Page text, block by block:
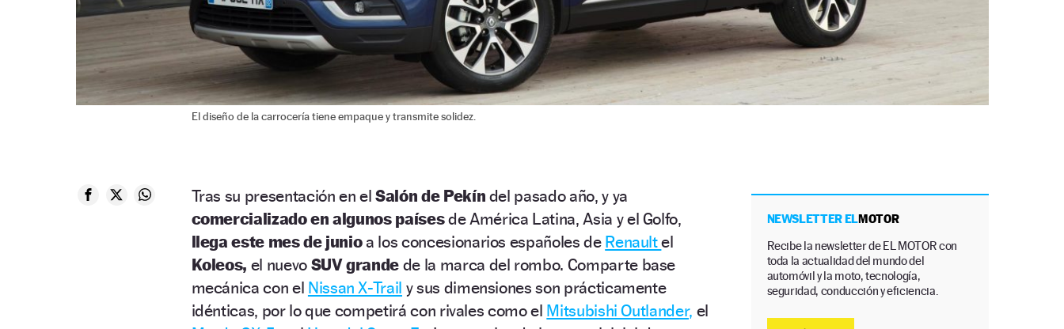
El diseño de la carrocería tiene empaque y transmite solidez.
Tras su presentación en elSalón de Pekín del pasado año, y ya
comercializado en algunos paísesde América Latina, Asia y el Golfo,
llega este mes de junioa los concesionarios españoles de Renaultel
Koleos, el nuevoSUV grande de la marca del rombo. Comparte base
mecánica con el Nissan X-Trail y sus dimensiones son prácticamente
idénticas, por lo que competirá con rivales como el Mitsubishi Outlander, el
NEWSLETTER ELMOTOR
Recibe la newsletter de EL MOTOR con
toda la actualidad del mundo del
automóvil y la moto, tecnología,
seguridad, conducción y eficiencia.